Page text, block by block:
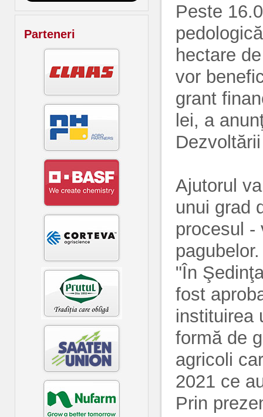
Parteneri
Peste
hectare
vor
grant
lei, a
Ajutorul
unui grad
procesul -
pagubelor.
"În
fost
instituirea
formă de
agricoli
2021 ce
Prin